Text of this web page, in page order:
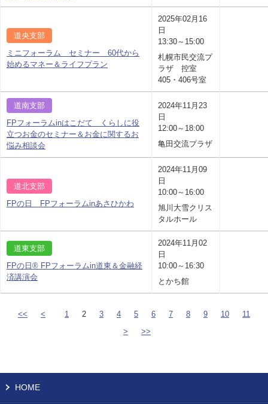
道央支部
ミニフォーラム セミナー 60代から
始めるマネー＆ライフプラン
2025年02月16
日
13:30～15:00
札幌市民交流プ
ラザ 控室
405・406号室
道南支部
FPフォーラムinはこだて くらしに役
立つお金のセミナー＆お金に関するお
悩み相談会
2024年11月23
日
12:00～18:00
亀田交流プラザ
道北支部
FPの日 FPフォーラムinあさひかわ
2024年11月09
日
10:00～16:00
旭川大雪クリス
タルホール
道東支部
FPの日® FPフォーラムin道東＆金融経
済講演会
2024年11月02
日
10:00～16:30
とかち館
<< < 1 2 3 4 5 6 7 8 9 10
11
>
>>
HOME